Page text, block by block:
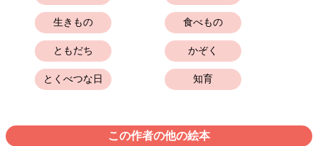
生きもの
ともだち
とくべつな日
食べもの
かぞく
知育
この作者の他の絵本